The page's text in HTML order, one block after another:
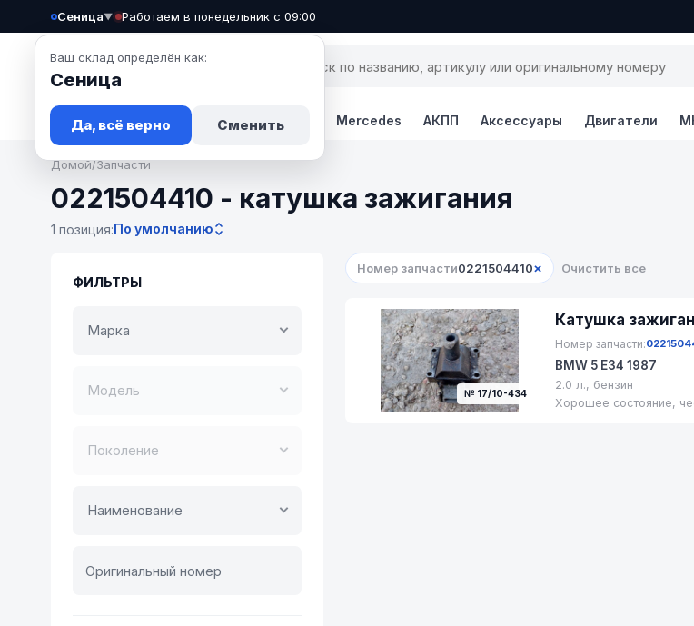
Сеница▼
Ваш склад определён как:
Сеница
Да, всё верно Сменить
· Работаем в понедельник с 09:00
Запчасти Авто Новости Mercedes АКПП Аксессуары Двигатели
Домой/Запчасти
0221504410 - катушка зажигания
1 позиция:По умолчанию
ФИЛЬТРЫ
Марка
Модель
Поколение
Наименование
Номер запчасти0221504410× Очистить все
№ 17/10-434
Катушка
Номер запчасти:
BMW 5 E34 1987
2.0 л., бензин
Хорошее состояние,